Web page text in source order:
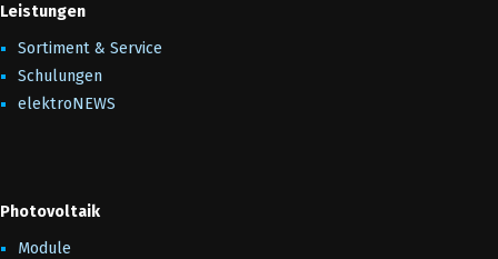
Leistungen
Sortiment & Service
Schulungen
elektroNEWS
Photovoltaik
Module